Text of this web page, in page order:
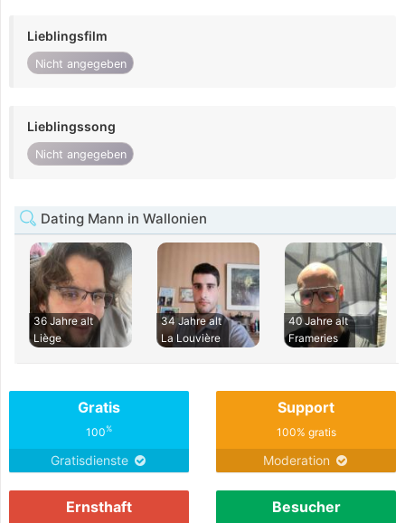
Lieblingsfilm
Nicht angegeben
Lieblingssong
Nicht angegeben
Dating Mann in Wallonien
36 Jahre alt
Liège
34 Jahre alt
La Louvière
40 Jahre alt
Frameries
Gratis
100%
Gratisdienste
Support
100% gratis
Moderation
Ernsthaft Besucher